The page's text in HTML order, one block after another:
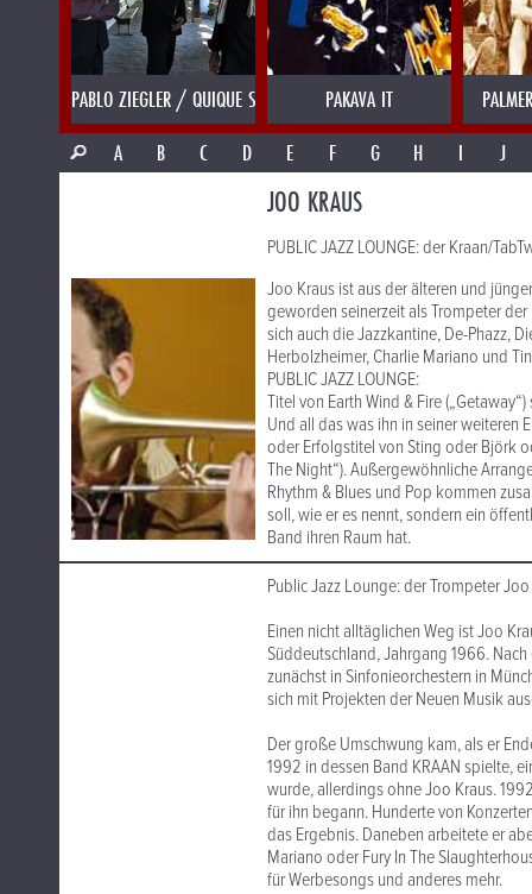
PABLO ZIEGLER / QUIQUE SINESI PAKAVA IT
A
B C D E F G H I J
JOO KRAUS
PUBLIC JAZZ LOUNGE: der Kraan/
Joo Kraus ist aus der älteren und
geworden seinerzeit als Trompeter
sich auch die Jazzkantine, De-Phazz,
Herbolzheimer, Charlie Mariano und
PUBLIC JAZZ LOUNGE:
Titel von Earth Wind & Fire
Und all das was ihn in seiner weiteren
oder Erfolgstitel von Sting oder Björk
The Night“). Außergewöhnliche
Rhythm & Blues und Pop kommen
soll, wie er es nennt, sondern ein
Band ihren Raum hat.
Public Jazz Lounge: der Trompeter
Einen nicht alltäglichen Weg ist Joo
Süddeutschland, Jahrgang 1966.
zunächst in Sinfonieorchestern in
sich mit Projekten der Neuen Musik
Der große Umschwung kam, als er
1992 in dessen Band KRAAN spielte,
wurde, allerdings ohne Joo Kraus.
für ihn begann. Hunderte von
das Ergebnis. Daneben arbeitete er
Mariano oder Fury In The
für Werbesongs und anderes mehr.